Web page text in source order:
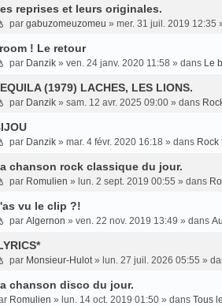
reprises et leurs originales.
par gabuzomeuzomeu » mer. 31 juil. 2019 12:35
! Le retour
par Danzik» ven. 24 janv. 2020 11:58 » dans Le
(1979) LACHES, LES LIONS.
par Danzik» sam. 12 avr. 2025 09:00 » dans
par Danzik» mar. 4 févr. 2020 16:18 » dans
chanson rock classique du jour.
par Romulien » lun. 2 sept. 2019 00:55 » dans
vu le clip ?!
par Algernon » ven. 22 nov. 2019 13:49 » dans
par Monsieur-Hulot» lun. 27 juil. 2026 05:55 »
chanson disco du jour.
Romulien » lun. 14 oct. 2019 01:50 » dans Tous